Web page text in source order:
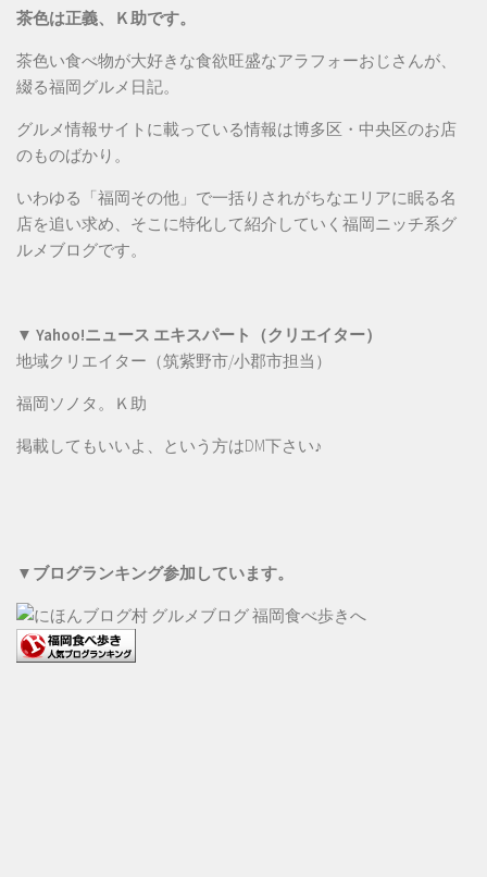
茶色は正義、Ｋ助です。
茶色い食べ物が大好きな食欲旺盛なアラフォーおじさんが、
綴る福岡グルメ日記。
グルメ情報サイトに載っている情報は博多区・中央区のお店
のものばかり。
いわゆる「福岡その他」で一括りされがちなエリアに眠る名
店を追い求め、そこに特化して紹介していく福岡ニッチ系グ
ルメブログです。
▼ Yahoo!ニュース エキスパート（クリエイター）
地域クリエイター（筑紫野市/小郡市担当）
福岡ソノタ。Ｋ助
掲載してもいいよ、という方はDM下さい♪
▼ブログランキング参加しています。